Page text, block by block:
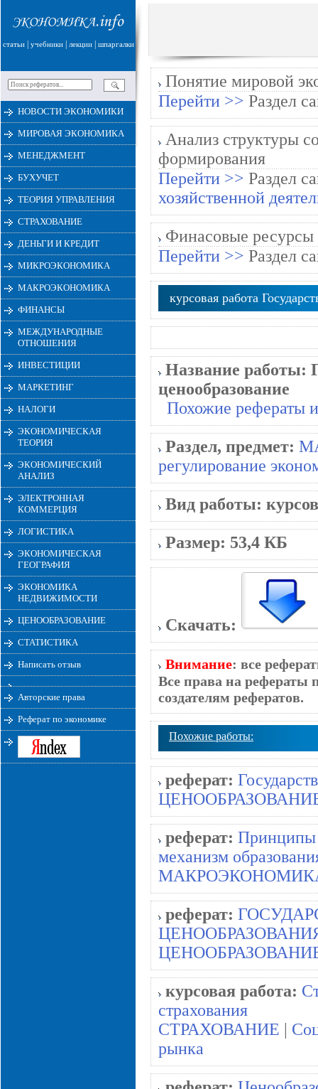
статьи| учебники| лекции| шпаргалки
НОВОСТИ ЭКОНОМИКИ
МИРОВАЯ ЭКОНОМИКА
МЕНЕДЖМЕНТ
БУХУЧЕТ
ТЕОРИЯ УПРАВЛЕНИЯ
СТРАХОВАНИЕ
ДЕНЬГИ И КРЕДИТ
МИКРОЭКОНОМИКА
МАКРОЭКОНОМИКА
ФИНАНСЫ
МЕЖДУНАРОДНЫЕ
ОТНОШЕНИЯ
ИНВЕСТИЦИИ
МАРКЕТИНГ
НАЛОГИ
ЭКОНОМИЧЕСКАЯ
ТЕОРИЯ
ЭКОНОМИЧЕСКИЙ
АНАЛИЗ
ЭЛЕКТРОННАЯ
КОММЕРЦИЯ
ЛОГИСТИКА
ЭКОНОМИЧЕСКАЯ
ГЕОГРАФИЯ
ЭКОНОМИКА
НЕДВИЖИМОСТИ
ЦЕНООБРАЗОВАНИЕ
СТАТИСТИКА
Написать отзыв
Авторские права
Реферат по экономике
Понятие мировой
Перейти >> Раздел
Анализ структуры
формирования
Перейти >> Раздел
хозяйственной
Финасовые ресурсы
Перейти >> Раздел
курсовая работа
Название работы:
ценообразование
Похожие рефераты
Раздел, предмет:
регулирование
Вид работы:
Размер: 53,4 КБ
Скачать:
Внимание: все
Все права на рефераты
создателям рефератов.
Похожие работы:
реферат:
реферат: Принципы
механизм
реферат:
курсовая работа:
страхования
СТРАХОВАНИЕ |
рынка